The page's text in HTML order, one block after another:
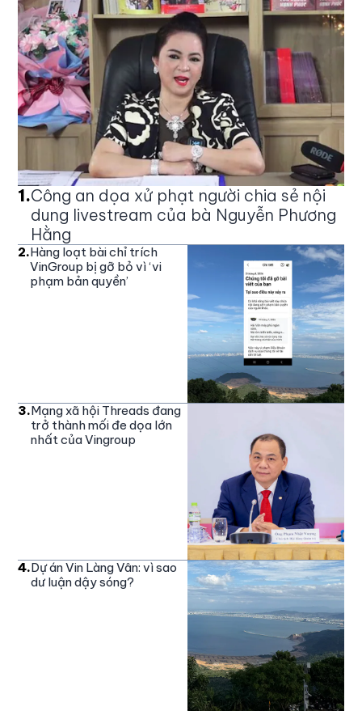
1.Công an dọa xử phạt người chia sẻ nội
dung livestream của bà Nguyễn Phương
Hằng
2.Hàng loạt bài chỉ trích
VinGroup bị gỡ bỏ vì ‘vi
phạm bản quyền’
3.Mạng xã hội Threads đang
trở thành mối đe dọa lớn
nhất của Vingroup
4.Dự án Vin Làng Vân: vì sao
dư luận dậy sóng?